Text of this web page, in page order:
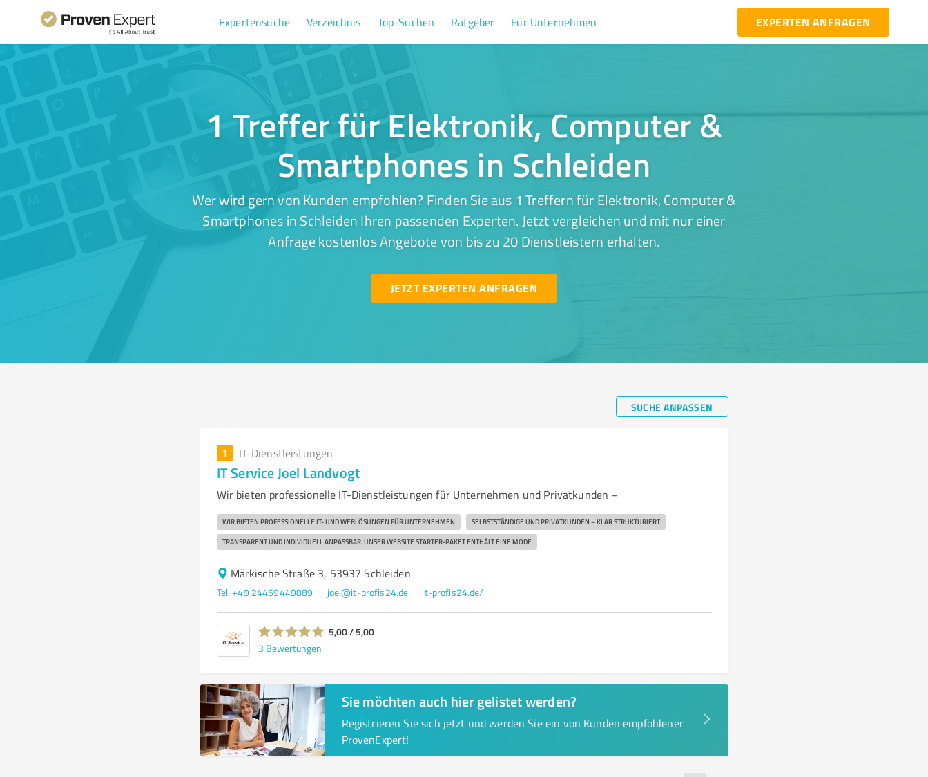
Expertensuche Verzeichnis Top-Suchen Ratgeber Für Unternehmen EXPERTEN ANFRAGEN
1 Treffer für Elektronik, Computer &
Smartphones in Schleiden
Wer wird gern von Kunden empfohlen? Finden Sie aus 1 Treffern für Elektronik, Computer &
Smartphones in Schleiden Ihren passenden Experten. Jetzt vergleichen und mit nur einer
Anfrage kostenlos Angebote von bis zu 20 Dienstleistern erhalten.
JETZT EXPERTEN ANFRAGEN
SUCHE ANPASSEN
1 IT-Dienstleistungen
IT Service Joel Landvogt
Wir bieten professionelle IT-Dienstleistungen für Unternehmen und Privatkunden –
WIR BIETEN PROFESSIONELLE IT- UND WEBLÖSUNGEN FÜR UNTERNEHMEN SELBSTSTÄNDIGE UND PRIVATKUNDEN – KLAR STRUKTURIERT
TRANSPARENT UND INDIVIDUELL ANPASSBAR. UNSER WEBSITE STARTER-PAKET ENTHÄLT EINE MODE
Märkische Straße 3, 53937 Schleiden
Tel. +49 24459449889 joel@it-profis24.de it-profis24.de/
5,00 / 5,00
3 Bewertungen
Sie möchten auch hier gelistet werden?
Registrieren Sie sich jetzt und werden Sie ein von Kunden empfohlener
ProvenExpert!